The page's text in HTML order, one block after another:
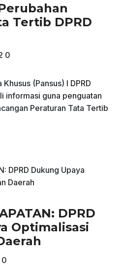
Tertib DPRD
0
(Pansus) I DPRD
informasi guna penguatan
Peraturan Tata Tertib
DPRD
Optimalisasi
0